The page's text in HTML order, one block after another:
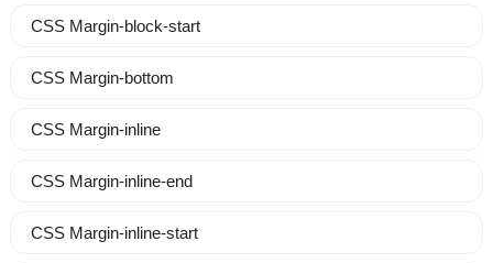
CSS Margin-block-start
CSS Margin-bottom
CSS Margin-inline
CSS Margin-inline-end
CSS Margin-inline-start